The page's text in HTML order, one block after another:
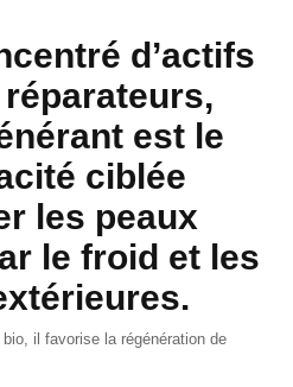
d’actifs
est le
ciblée
les peaux
le froid et les
il favorise la régénération de